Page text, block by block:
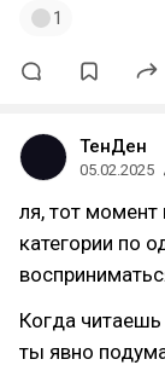
1
ТенДен
05.02.2025
ля, тот
категории по
Когда
ты явно